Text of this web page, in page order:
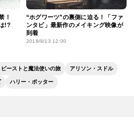
！
!?
“ホグワーツ”の裏側に迫る！「ファ
ンタビ」最新作のメイキング映像が
到着
2018/9/13 12:00
ーストと魔法使いの旅 アリソン・スドル
ハリー・ポッター